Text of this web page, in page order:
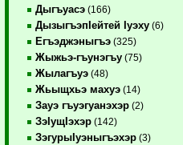
Дыгъуасэ (166)
ДызыгъэпIейтей Iуэху (6)
Егъэджэныгъэ (325)
Жыжьэ-гъунэгъу (75)
Жылагъуэ (48)
Жьыщхьэ махуэ (14)
Зауэ гъуэгуанэхэр (2)
ЗэIущIэхэр (142)
ЗэгурыIуэныгъэхэр (3)